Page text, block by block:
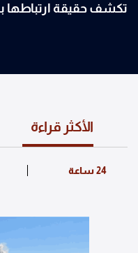
تكشف حقيقة ارتباطها
الأكثر قراءة